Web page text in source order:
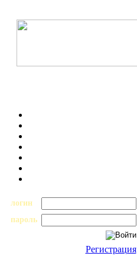
логин
пароль
Регистрация